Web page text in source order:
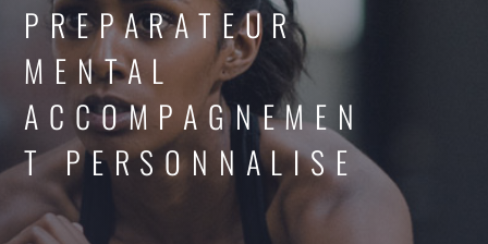
PREPARATEUR
MENTAL
ACCOMPAGNEMEN
T PERSONNALISE